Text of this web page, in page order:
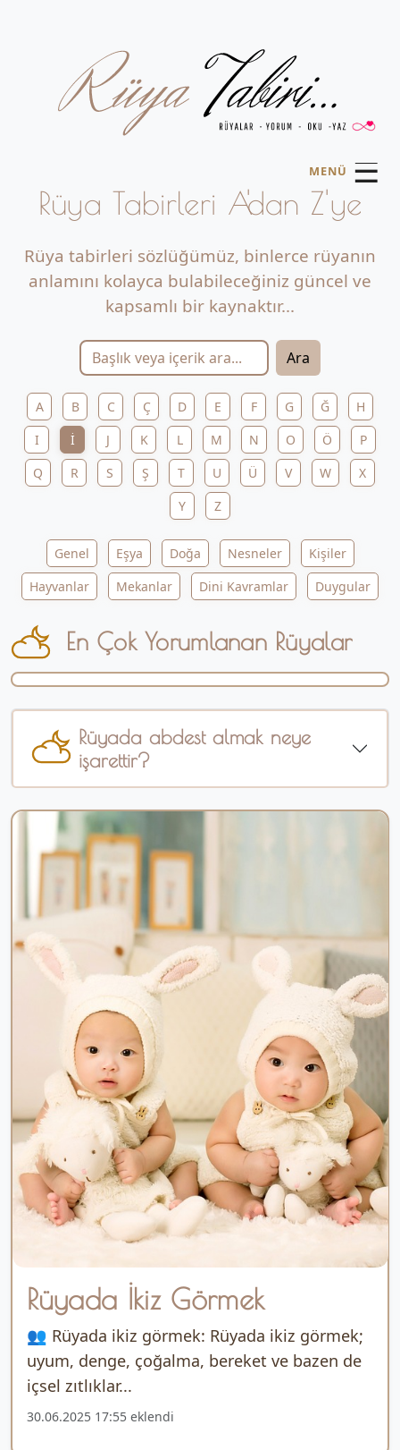
MENÜ ☰
Rüya Tabirleri A'dan Z'ye
Rüya tabirleri sözlüğümüz, binlerce rüyanın
anlamını kolayca bulabileceğiniz güncel ve
kapsamlı bir kaynaktır...
Ara
A B C Ç D E F G Ğ
H
I
İ J K L M N O Ö
P
Q
R S Ş T U Ü V W
X
Y
Z
Genel Eşya Doğa Nesneler
Kişiler
Hayvanlar
Mekanlar Dini Kavramlar Duygular
En Çok Yorumlanan Rüyalar
Rüyada abdest almak neye
işarettir?
Rüyada İkiz Görmek
👥 Rüyada ikiz görmek: Rüyada ikiz görmek;
uyum, denge, çoğalma, bereket ve bazen de
içsel zıtlıklar...
30.06.2025 17:55 eklendi